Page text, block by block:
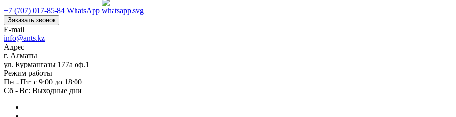
+7 (707) 017-85-84 WhatsApp
Заказать звонок
E-mail
info@ants.kz
Адрес
г. Алматы
ул. Курмангазы 177а оф.1
Режим работы
Пн - Пт: с 9:00 до 18:00
Сб - Вс: Выходные дни